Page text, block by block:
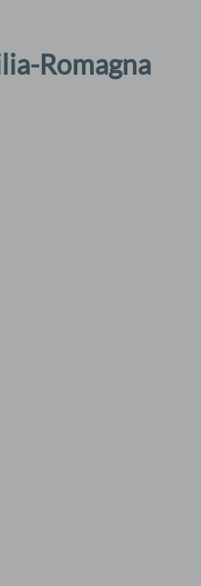
Romagna